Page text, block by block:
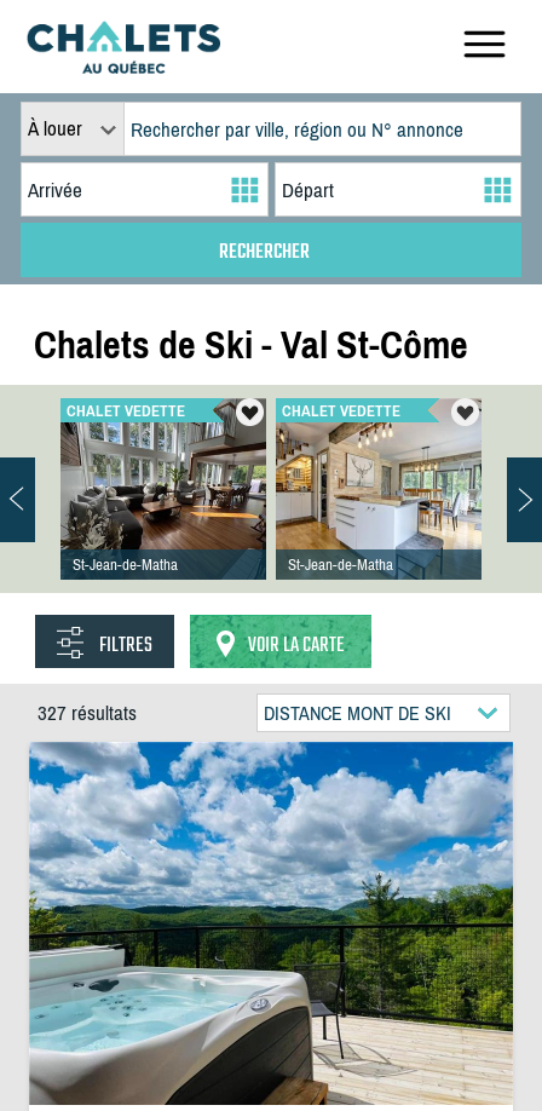
À louer
Chalets de Ski - Val St-Côme
CHALET VEDETTE
St-Jean-de-Matha
CHALET VEDETTE
St-Jean-de-Matha
FILTRES VOIR LA CARTE
327 résultats DISTANCE MONT DE SKI